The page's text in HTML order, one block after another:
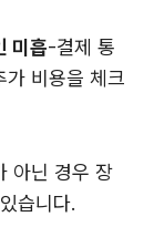
미흡-결제 통
비용을 체크
아닌 경우 장
습니다.